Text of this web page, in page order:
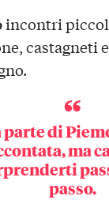
incontri
castagneti
parte di
, ma
passo.